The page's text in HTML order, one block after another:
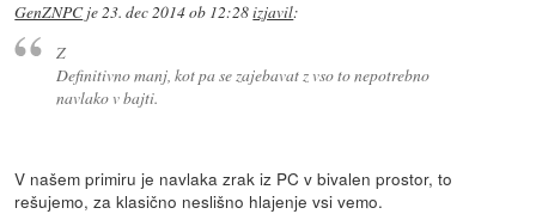
GenZNPCje23. dec 2014 ob 12:28izjavil:
Z
Definitivno manj, kot pa se zajebavat z vso to nepotrebno
navlako v bajti.
V našem primiru je navlaka zrak iz PC v bivalen prostor, to
rešujemo, za klasično neslišno hlajenje vsi vemo.